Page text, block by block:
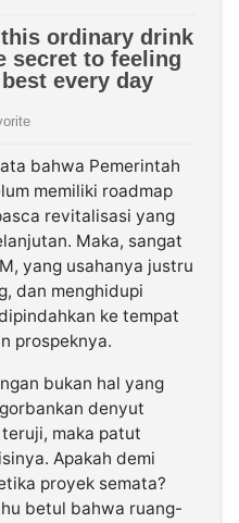
bahwa Pemerintah
memiliki roadmap
revitalisasi yang
Maka, sangat
yang usahanya justru
dan menghidupi
ke tempat
prospeknya.
bukan hal yang
denyut
maka patut
Apakah demi
proyek semata?
betul bahwa ruang-